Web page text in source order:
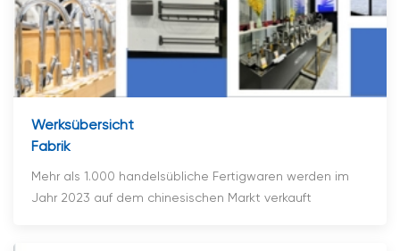
Werksübersicht
Fabrik
Mehr als 1.000 handelsübliche Fertigwaren werden im
Jahr 2023 auf dem chinesischen Markt verkauft